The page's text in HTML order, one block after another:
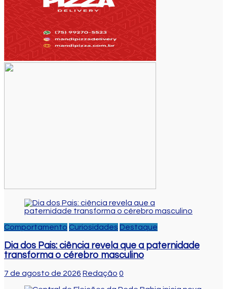
Comportamento Curiosidades Destaque
Dia dos Pais: ciência revela que a paternidade
transforma o cérebro masculino
7 de agosto de 2026 Redação 0